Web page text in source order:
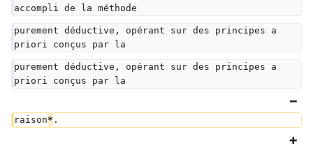
accompli de la méthode
purement déductive, opérant sur des principes a
priori conçus par la
purement déductive, opérant sur des principes a
priori conçus par la
raison* .